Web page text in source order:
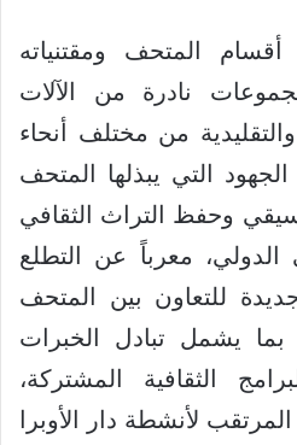
المتحف ومقتنياته
نادرة من الآلات
من مختلف أنحاء
التي يبذلها المتحف
وحفظ التراث الثقافي
الدولي، معرباً عن التطلع
للتعاون بين المتحف
بما يشمل تبادل الخبرات
الثقافية المشتركة،
لأنشطة دار الأوبرا